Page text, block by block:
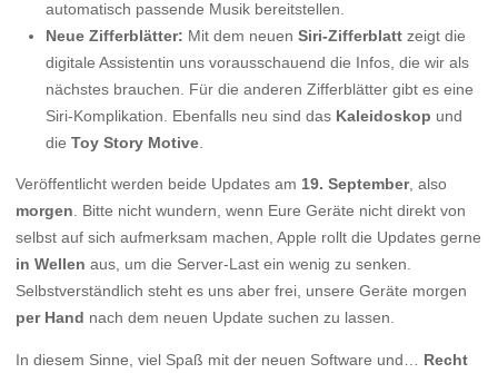
automatisch passende Musik bereitstellen.
Neue Zifferblätter: Mit dem neuen Siri-Zifferblattzeigt die
digitale Assistentin uns vorausschauend die Infos, die wir als
nächstes brauchen. Für die anderen Zifferblätter gibt es eine
Siri-Komplikation. Ebenfalls neu sind das Kaleidoskop und
die Toy Story Motive.
Veröffentlicht werden beide Updates am 19. September, also
morgen. Bitte nicht wundern, wenn Eure Geräte nicht direkt von
selbst auf sich aufmerksam machen, Apple rollt die Updates gerne
in Wellen aus, um die Server-Last ein wenig zu senken.
Selbstverständlich steht es uns aber frei, unsere Geräte morgen
per Hand nach dem neuen Update suchen zu lassen.
In diesem Sinne, viel Spaß mit der neuen Software und…
Recht